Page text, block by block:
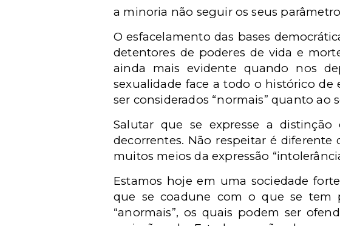
a minoria não seguir os seus
O esfacelamento das bases
detentores de poderes de vida e
ainda mais evidente quando nos
sexualidade face a todo o histórico
ser considerados “normais” quanto ao
Salutar que se expresse a
decorrentes. Não respeitar é
muitos meios da expressão
Estamos hoje em uma sociedade
que se coadune com o que se tem
“anormais”, os quais podem ser